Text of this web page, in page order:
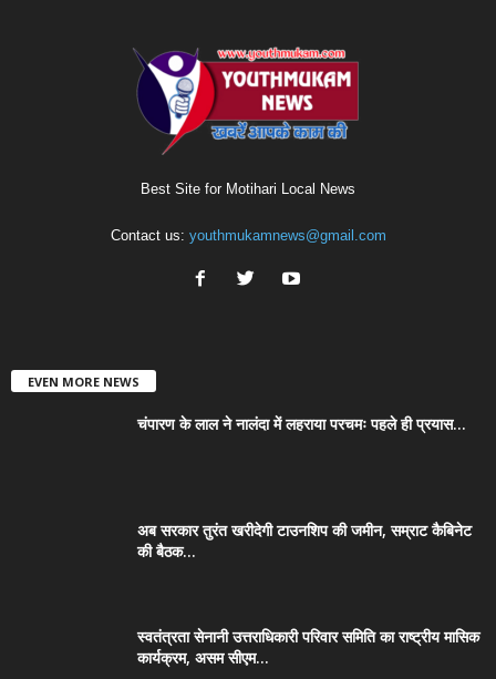
Best Site for Motihari Local News
Contact us: youthmukamnews@gmail.com
EVEN MORE NEWS
चंपारण के लाल ने नालंदा में लहराया परचमः पहले ही प्रयास...
अब सरकार तुरंत खरीदेगी टाउनशिप की जमीन, सम्राट कैबिनेट
की बैठक...
स्वतंत्रता सेनानी उत्तराधिकारी परिवार समिति का राष्ट्रीय मासिक
कार्यक्रम, असम सीएम...